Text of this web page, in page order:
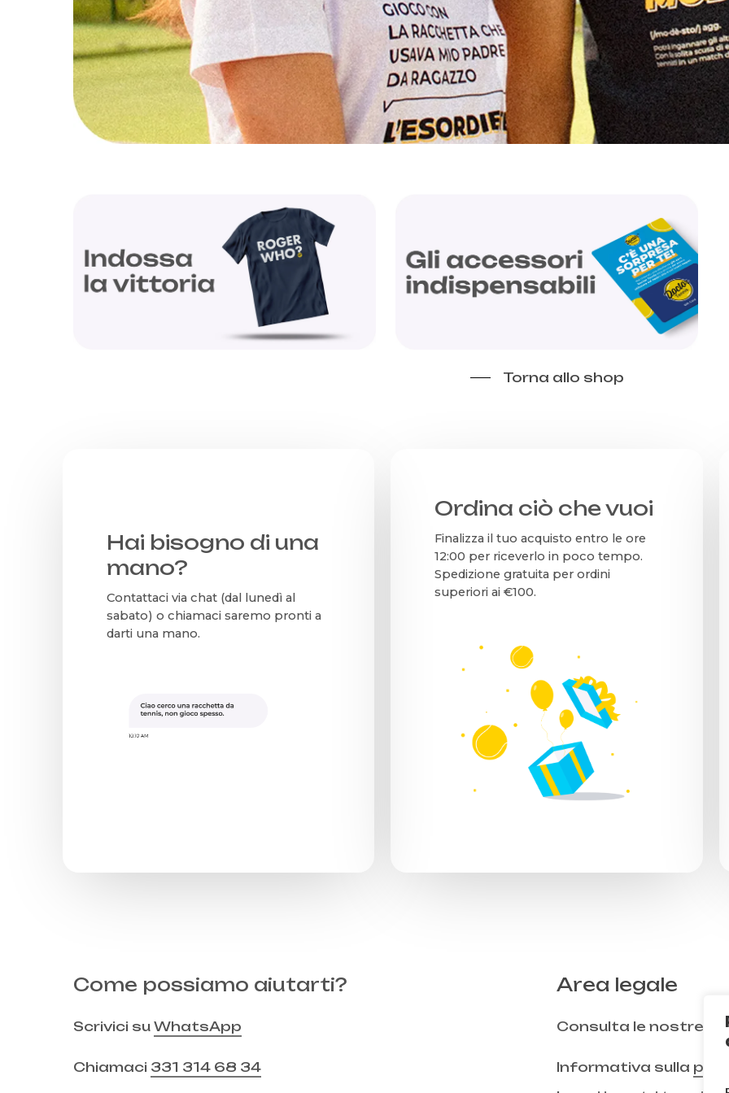
Acquista ora
Abbigliamento per il tennis
By Doctor Tennis
Indossa la vittoria
Gli accessori indispensabili
Gadget ed idee
Torna allo shop
Hai bisogno di una
mano?
Contattaci via chat (dal lunedì al
sabato) o chiamaci saremo pronti a
darti una mano.
Ordina ciò che vuoi
Finalizza il tuo acquisto entro le ore
12:00 per riceverlo in poco tempo.
Spedizione gratuita per ordini
superiori ai €100.
Come possiamo aiutarti?
Scrivici suWhatsApp
Chiamaci 331 314 68 34
Area legale
Consulta le nostre
Informativa sulla